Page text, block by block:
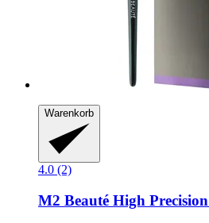
Warenkorb
4.0 (2)
M2 Beauté High